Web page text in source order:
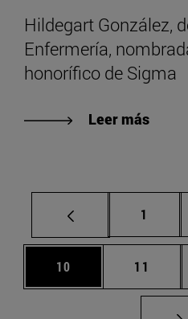
Hildegart González,
Enfermería,
honorífico de Sigma
Leer más
Página
1
Página
10 Página
11